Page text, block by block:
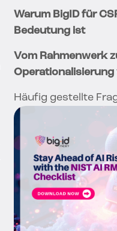
Warum BigID für
Bedeutung ist
Vom Rahmenwerk
Operationalisierung
Häufig gestellte